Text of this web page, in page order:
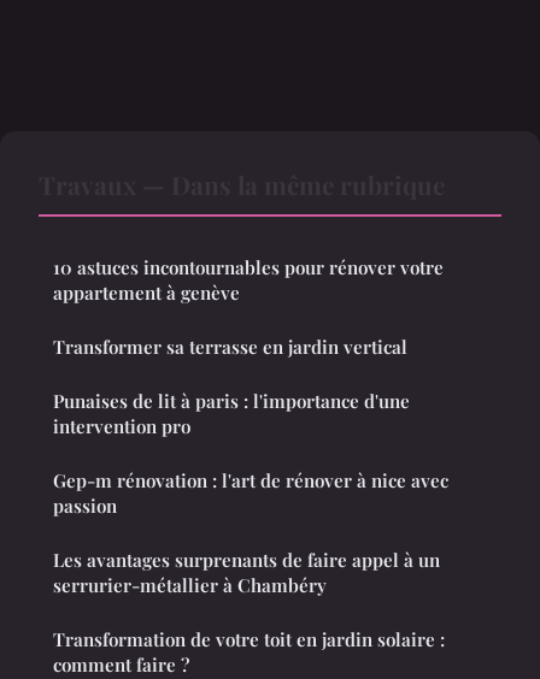
10 astuces incontournables pour rénover votre
appartement à genève
Transformer sa terrasse en jardin vertical
Punaises de lit à paris : l'importance d'une
intervention pro
Gep-m rénovation : l'art de rénover à nice avec
passion
Les avantages surprenants de faire appel à un
serrurier-métallier à Chambéry
Transformation de votre toit en jardin solaire :
comment faire ?